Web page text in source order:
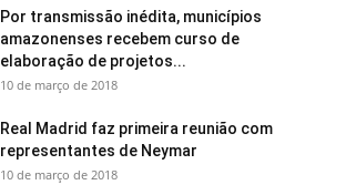
Por transmissão inédita, municípios
amazonenses recebem curso de
elaboração de projetos...
10 de março de 2018
Real Madrid faz primeira reunião com
representantes de Neymar
10 de março de 2018